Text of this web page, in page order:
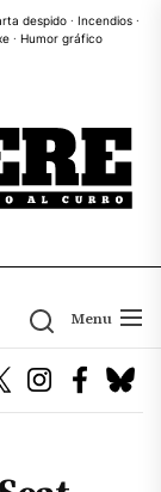
despido· Incendios·
· Humor gráfico
Menu